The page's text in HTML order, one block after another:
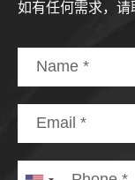
如有任何需求，请